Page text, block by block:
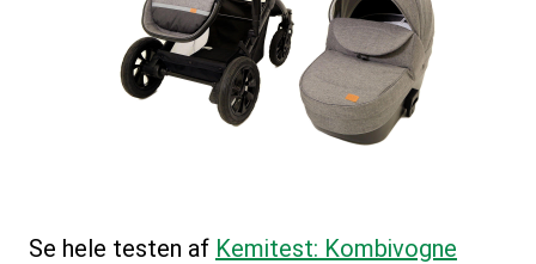
Se hele testen af Kemitest: Kombivogne